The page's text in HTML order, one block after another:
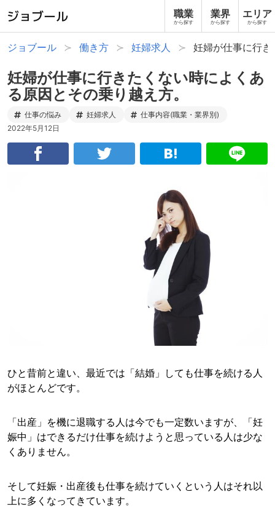
職業
から探す
業界
から探す
エリア
から探す
ジョブール 働き方 妊婦求人 妊婦が仕事に行
妊婦が仕事に行きたくない時によくあ
る原因とその乗り越え方。
仕事の悩み 妊婦求人
仕事内容(職業・業界別)
2022年5月12日
ひと昔前と違い、最近では「結婚」しても仕事を続ける人
がほとんどです。
「出産」を機に退職する人は今でも一定数いますが、「妊
娠中」はできるだけ仕事を続けようと思っている人は少な
くありません。
そして妊娠・出産後も仕事を続けていくという人はそれ以
上に多くなってきています。